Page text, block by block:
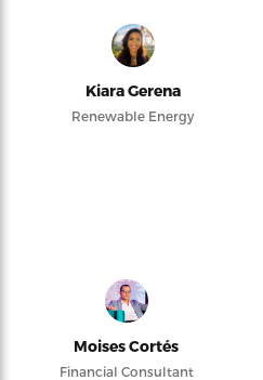
Kiara Gerena
Renewable Energy
Moises Cortés
Financial Consultant